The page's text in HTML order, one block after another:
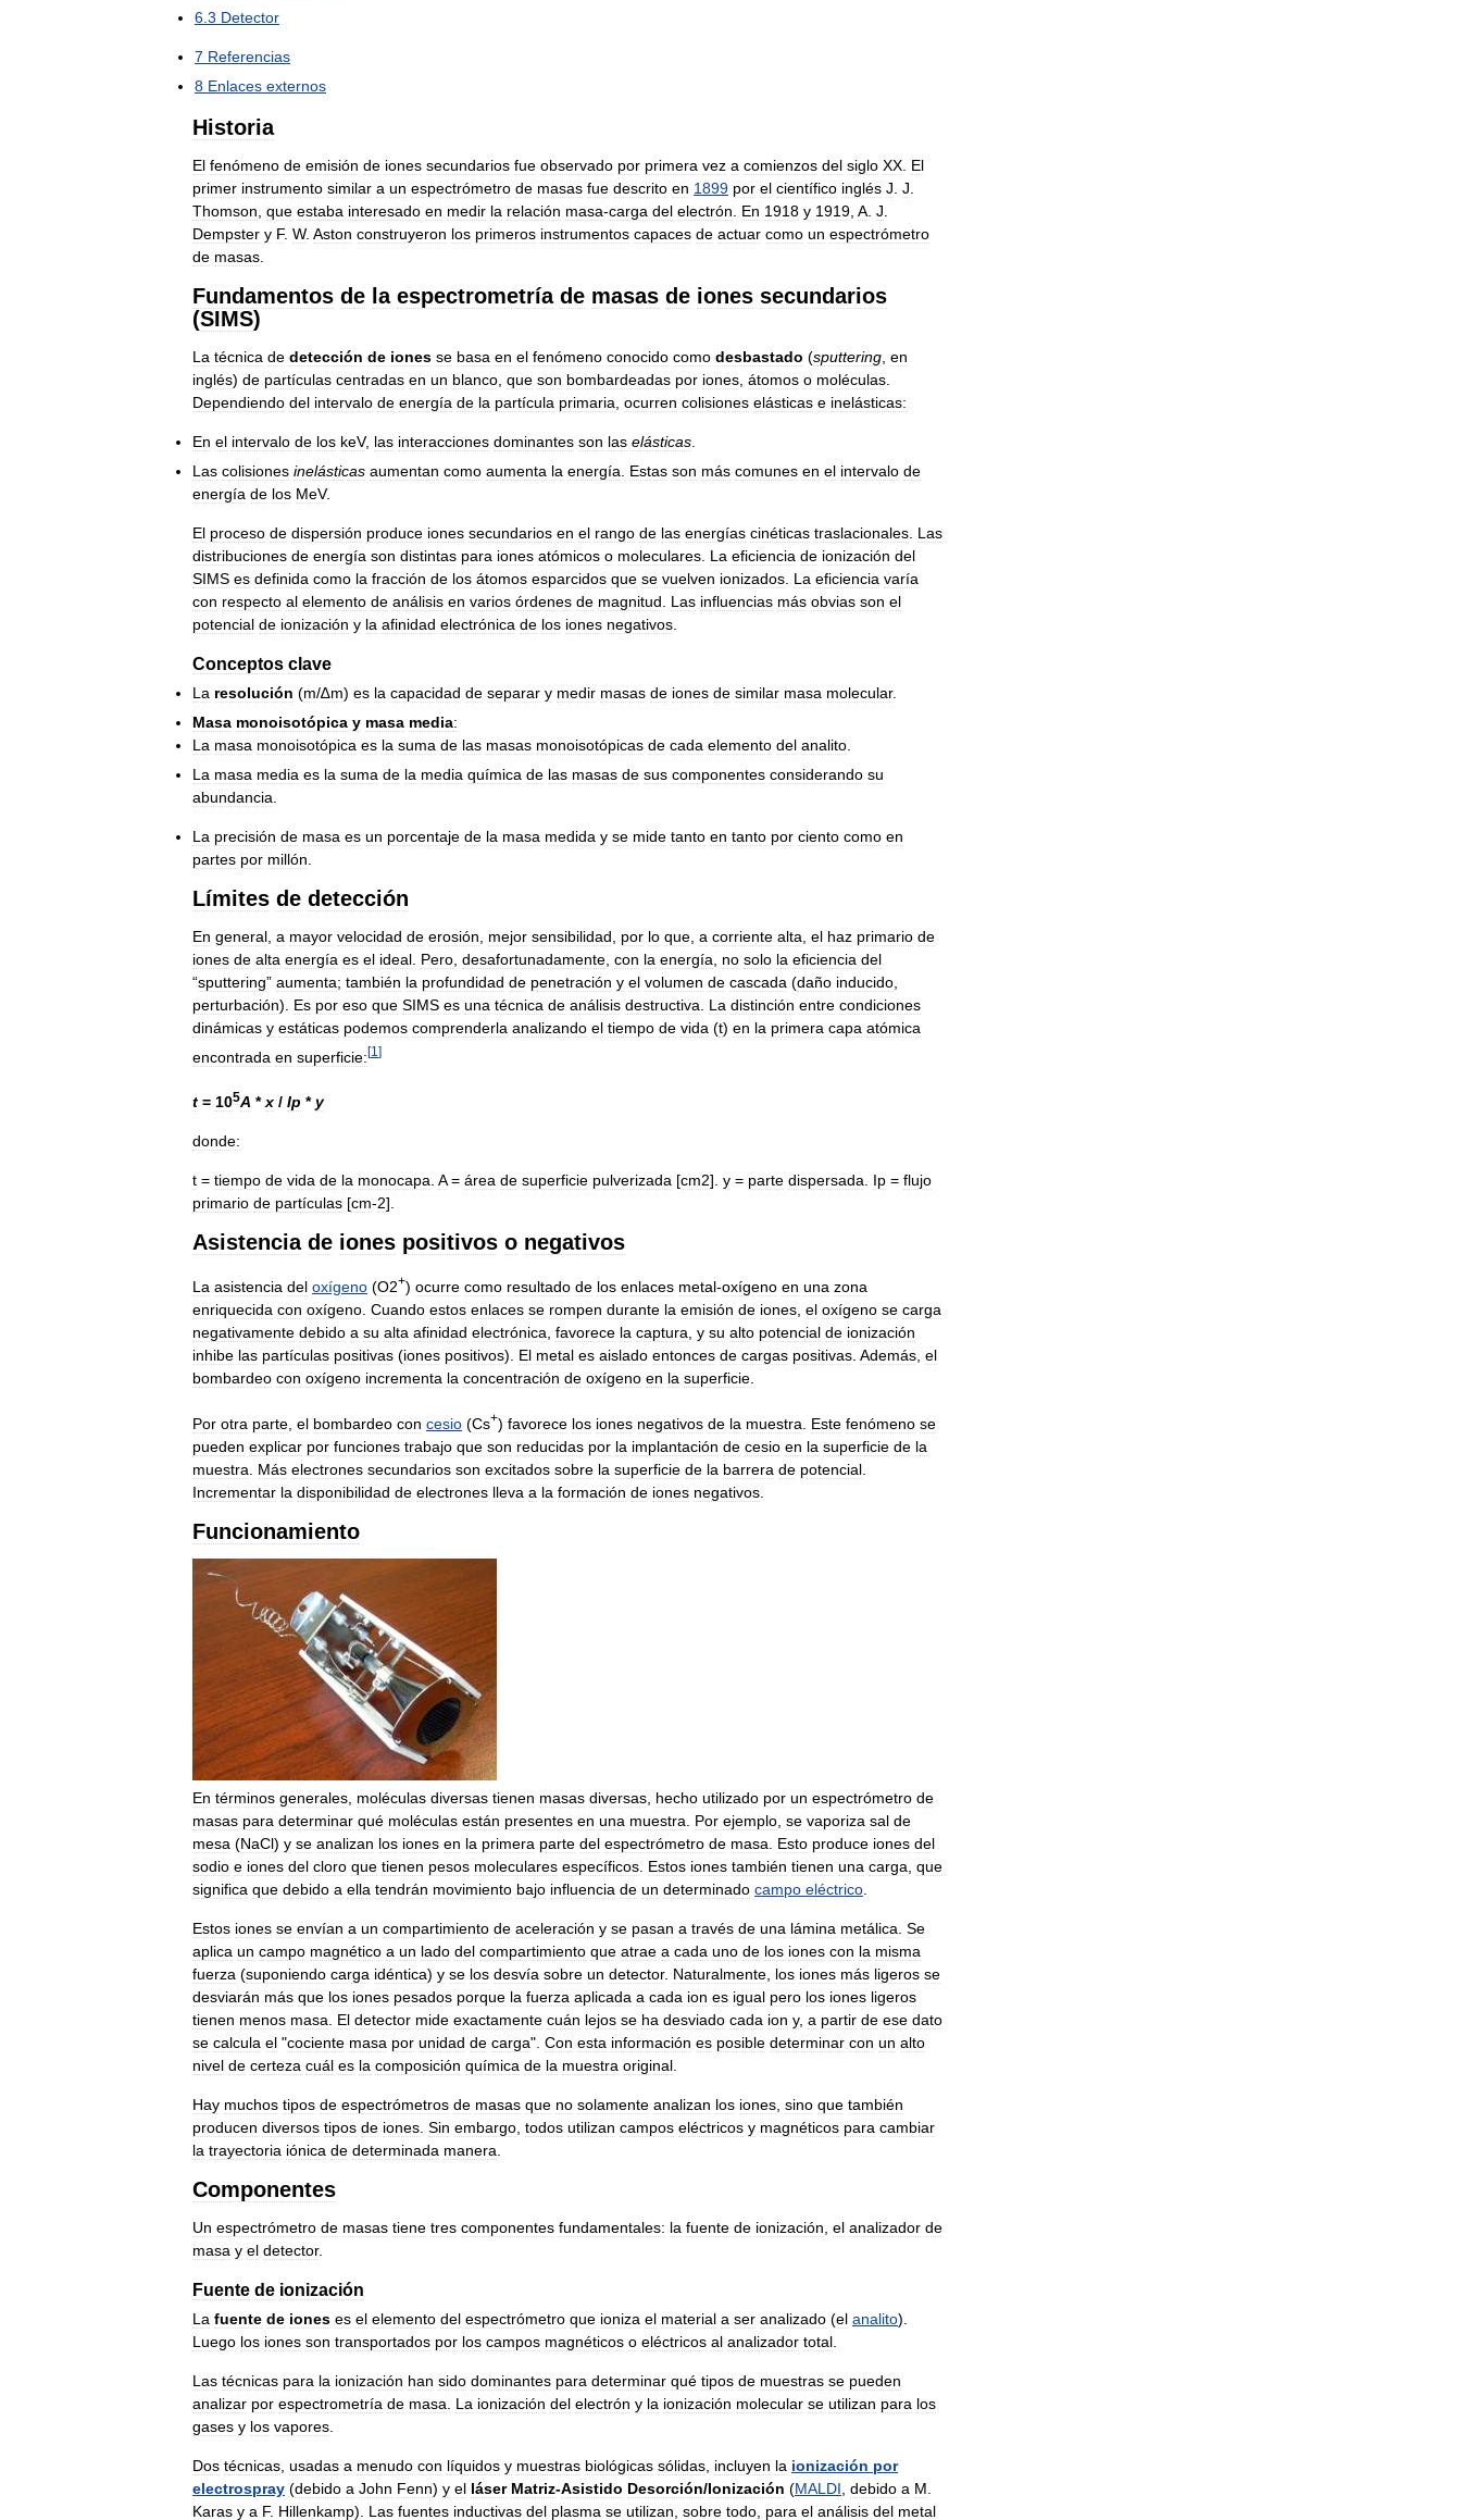
6 3 Detector
7 Referencias
8 Enlaces externos
Historia
El fenómeno de emisión de iones secundarios fue observado por primera vez a comienzos del siglo XX El
primer instrumento similar a un espectrómetro de masas fue descrito en 1899 por el científico inglés J J
Thomson que estaba interesado en medir la relación masa-carga del electrón En 1918 y 1919 A J
Dempster y F. W. Aston construyeron los primeros instrumentos capaces de actuar como un espectrómetro
de masas
Fundamentos de la espectrometría de masas de iones secundarios
(SIMS)
La técnica de detección de iones se basa en el fenómeno conocido como desbastado (sputtering en
inglés) de partículas centradas en un blanco que son bombardeadas por iones átomos o moléculas
Dependiendo del intervalo de energía de la partícula primaria ocurren colisiones elásticas e inelásticas:
En el intervalo de los keV, las interacciones dominantes son las elásticas
Las colisiones inelásticas aumentan como aumenta la energía Estas son más comunes en el intervalo de
energía de los MeV.
El proceso de dispersión produce iones secundarios en el rango de las energías cinéticas traslacionales Las
distribuciones de energía son distintas para iones atómicos o moleculares La eficiencia de ionización del
SIMS es definida como la fracción de los átomos esparcidos que se vuelven ionizados La eficiencia varía
con respecto al elemento de análisis en varios órdenes de magnitud Las influencias más obvias son el
potencial de ionización y la afinidad electrónica de los iones negativos
Conceptos clave
La resolución (m/∆m) es la capacidad de separar y medir masas de iones de similar masa molecular.
Masa monoisotópica y masa media:
La masa monoisotópica es la suma de las masas monoisotópicas de cada elemento del analito
La masa media es la suma de la media química de las masas de sus componentes considerando su
abundancia
La precisión de masa es un porcentaje de la masa medida y se mide tanto en tanto por ciento como en
partes por millón
Límites de detección
En general a mayor velocidad de erosión mejor sensibilidad por lo que a corriente alta el haz primario de
iones de alta energía es el ideal Pero desafortunadamente con la energía no solo la eficiencia del
“sputtering” aumenta; también la profundidad de penetración y el volumen de cascada (daño inducido
perturbación). Es por eso que SIMS es una técnica de análisis destructiva La distinción entre condiciones
dinámicas y estáticas podemos comprenderla analizando el tiempo de vida (t) en la primera capa atómica
encontrada en superficie: [1 ]
t = 105A *x / Ip * y
donde:
t = tiempo de vida de la monocapa. A= área de superficie pulverizada [cm2]. y = parte dispersada. Ip = flujo
primario de partículas [cm-2].
Asistencia de iones positivos o negativos
La asistencia del oxígeno (O2+) ocurre como resultado de los enlaces metal-oxígeno en una zona
enriquecida con oxígeno Cuando estos enlaces se rompen durante la emisión de iones el oxígeno se carga
negativamente debido a su alta afinidad electrónica favorece la captura y su alto potencial de ionización
inhibe las partículas positivas (iones positivos). El metal es aislado entonces de cargas positivas Además el
bombardeo con oxígeno incrementa la concentración de oxígeno en la superficie
Por otra parte el bombardeo con cesio (Cs+) favorece los iones negativos de la muestra Este fenómeno se
pueden explicar por funciones trabajo que son reducidas por la implantación de cesio en la superficie de la
muestra
Más electrones secundarios son excitados sobre la superficie de la barrera de potencial
Incrementar la disponibilidad de electrones lleva a la formación de iones negativos
Funcionamiento
En términos generales moléculas diversas tienen masas diversas hecho utilizado por un espectrómetro de
masas para determinar qué moléculas están presentes en una muestra Por ejemplo se vaporiza sal de
mesa (NaCl) y se analizan los iones en la primera parte del espectrómetro de masa Esto produce iones del
sodio e iones del cloro que tienen pesos moleculares específicos Estos iones también tienen una carga que
significa que debido a ella tendrán movimiento bajo influencia de un determinado campo eléctrico
Estos iones se envían a un compartimiento de aceleración y se pasan a través de una lámina metálica Se
aplica un campo magnético a un lado del compartimiento que atrae a cada uno de los iones con la misma
fuerza (suponiendo carga idéntica) y se los desvía sobre un detector. Naturalmente los iones más ligeros se
desviarán más que los iones pesados porque la fuerza aplicada a cada ion es igual pero los iones ligeros
tienen menos masa El detector mide exactamente cuán lejos se ha desviado cada ion y, a partir de ese dato
se calcula el "cociente masa por unidad de carga". Con esta información es posible determinar con un alto
nivel de certeza cuál es la composición química de la muestra original
Hay muchos tipos de espectrómetros de masas que no solamente analizan los iones sino que también
producen diversos tipos de iones Sin embargo todos utilizan campos eléctricos y magnéticos para cambiar
la trayectoria iónica de determinada manera
Componentes
Un espectrómetro de masas tiene tres componentes fundamentales: la fuente de ionización el analizador de
masa y el detector.
Fuente de ionización
La fuente de iones es el elemento del espectrómetro que ioniza el material a ser analizado (el analito).
Luego los iones son transportados por los campos magnéticos o eléctricos al analizador total
Las técnicas para la ionización han sido dominantes para determinar qué tipos de muestras se pueden
analizar por espectrometría de masa La ionización del electrón y la ionización molecular se utilizan para los
gases y los vapores
Dos técnicas usadas a menudo con líquidos y muestras biológicas sólidas incluyen la ionización por
electrospray (debido a John Fenn) y el láser Matriz-Asistido Desorción/Ionización (MALDI debido a M
Karas y a F. Hillenkamp). Las fuentes inductivas del plasma se utilizan sobre todo para el análisis del metal